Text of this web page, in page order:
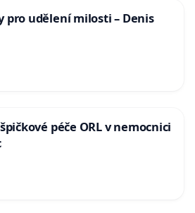
pro udělení milosti – Denis
péče ORL v nemocnici